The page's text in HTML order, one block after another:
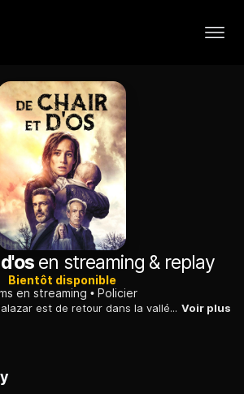
en streaming & replay
Bientôt disponible
en streaming
Policier
L'inspectrice Amaia Salazar est de retour dans la vallée du Baztan pour une enquête sur des crimes qui semblent liés à une ancienne pratique issue du Moyen-Âge. Voir plus